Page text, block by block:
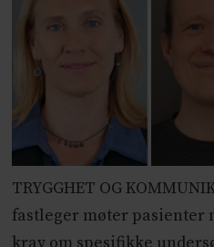
TRYGGHET OG
fastleger møter pasienter
krav om spesifikke